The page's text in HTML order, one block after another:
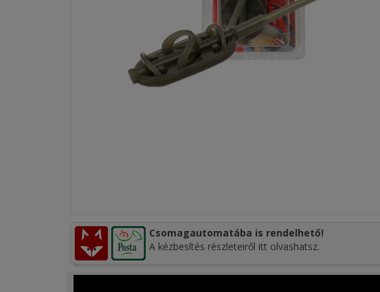
Csomagautomatába is rendelhető!
A kézbesítés részleteiről itt olvashatsz.